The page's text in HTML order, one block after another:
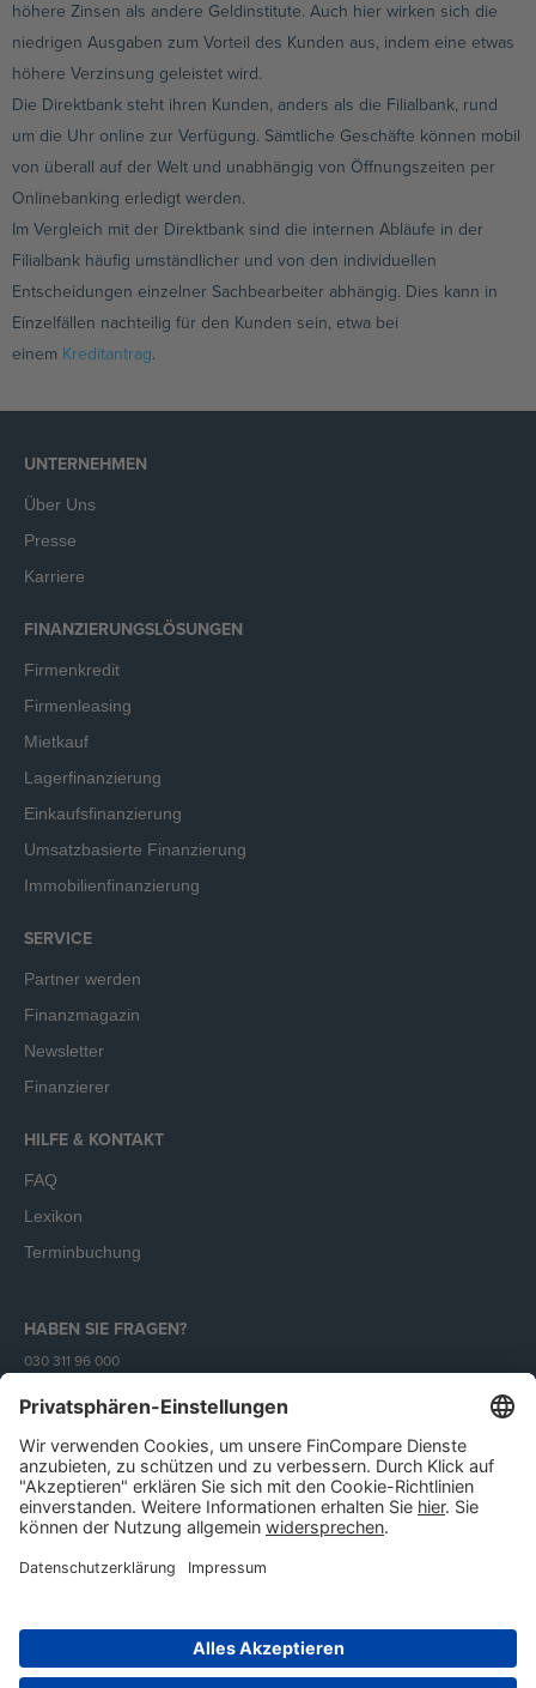
höhere Zinsen als andere Geldinstitute. Auch hier wirken sich die
niedrigen Ausgaben zum Vorteil des Kunden aus, indem eine etwas
höhere Verzinsung geleistet wird.
Die Direktbank steht ihren Kunden, anders als die Filialbank, rund
um die Uhr online zur Verfügung. Sämtliche Geschäfte können mobil
von überall auf der Welt und unabhängig von Öffnungszeiten per
Onlinebanking erledigt werden.
Im Vergleich mit der Direktbank sind die internen Abläufe in der
Filialbank häufig umständlicher und von den individuellen
Entscheidungen einzelner Sachbearbeiter abhängig. Dies kann in
Einzelfällen nachteilig für den Kunden sein, etwa bei
einem Kreditantrag.
UNTERNEHMEN
Über Uns
Presse
Karriere
FINANZIERUNGSLÖSUNGEN
Firmenkredit
Firmenleasing
Mietkauf
Lagerfinanzierung
Einkaufsfinanzierung
Umsatzbasierte Finanzierung
Immobilienfinanzierung
SERVICE
Partner werden
Finanzmagazin
Newsletter
Finanzierer
HILFE & KONTAKT
FAQ
Lexikon
Terminbuchung
HABEN SIE FRAGEN?
030 311 96 000
Mo - Fr (9 - 18 Uhr)
Unser Angebot richtet sich ausschließlich an Unternehmen.
ImpressumAGBDatenschutzIT-Sicherheit